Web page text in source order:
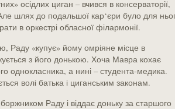
осідлих циган – вчився в консерваторії,
шлях до подальшої кар‘єри було для
в оркестрі обласної філармонії.
Раду «купує» йому омріяне місце в
з його донькою. Хоча Мавра кохає
однокласника, а нині – студента-медика.
волі батька і циганським законам.
Раду і віддає доньку за старшого